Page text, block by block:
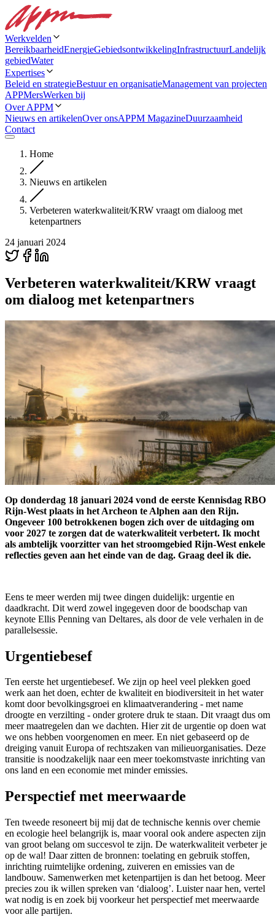
Werkvelden
BereikbaarheidEnergieGebiedsontwikkelingInfrastructuurLandelijk
gebiedWater
Expertises
Beleid en strategieBestuur en organisatieManagement van projecten
APPMersWerken bij
Over APPM
Nieuws en artikelenOver onsAPPM MagazineDuurzaamheid
Contact
Home
Nieuws en artikelen
Verbeteren waterkwaliteit/KRW vraagt om dialoog met
ketenpartners
24 januari 2024
Verbeteren waterkwaliteit/KRW vraagt
om dialoog met ketenpartners
Op donderdag 18 januari 2024 vond de eerste Kennisdag RBO
Rijn-West plaats in het Archeon te Alphen aan den Rijn.
Ongeveer 100 betrokkenen bogen zich over de uitdaging om
voor 2027 te zorgen dat de waterkwaliteit verbetert. Ik mocht
als ambtelijk voorzitter van het stroomgebied Rijn-West enkele
reflecties geven aan het einde van de dag. Graag deel ik die.
Eens te meer werden mij twee dingen duidelijk: urgentie en
daadkracht. Dit werd zowel ingegeven door de boodschap van
keynote Ellis Penning van Deltares, als door de vele verhalen in de
parallelsessie.
Urgentiebesef
Ten eerste het urgentiebesef. We zijn op heel veel plekken goed
werk aan het doen, echter de kwaliteit en biodiversiteit in het water
komt door bevolkingsgroei en klimaatverandering - met name
droogte en verzilting - onder grotere druk te staan. Dit vraagt dus om
meer maatregelen dan we dachten. Hier zit de urgentie op doen wat
we ons hebben voorgenomen en meer. En niet gebaseerd op de
dreiging vanuit Europa of rechtszaken van milieuorganisaties. Deze
transitie is noodzakelijk naar een meer toekomstvaste inrichting van
ons land en een economie met minder emissies.
Perspectief met meerwaarde
Ten tweede resoneert bij mij dat de technische kennis over chemie
en ecologie heel belangrijk is, maar vooral ook andere aspecten zijn
van groot belang om succesvol te zijn. De waterkwaliteit verbeter je
op de wal! Daar zitten de bronnen: toelating en gebruik stoffen,
inrichting ruimtelijke ordening, zuiveren en emissies van de
landbouw. Samenwerken met ketenpartijen is dan het betoog. Meer
precies zou ik willen spreken van ‘dialoog’. Luister naar hen, vertel
wat nodig is en zoek bij voorkeur het perspectief met meerwaarde
voor alle partijen.